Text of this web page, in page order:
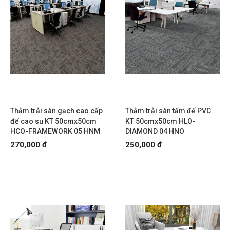
Thảm trải sàn gạch cao cấp
đế cao su KT 50cmx50cm
HCO-FRAMEWORK 05 HNM
270,000 đ
Thảm trải sàn tấm đế PVC
KT 50cmx50cm HLO-
DIAMOND 04 HNO
250,000 đ